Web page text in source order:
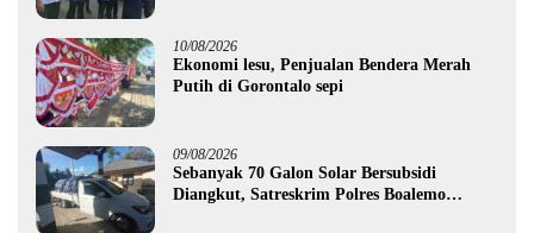
10/08/2026
Ekonomi lesu, Penjualan Bendera Merah
Putih di Gorontalo sepi
09/08/2026
Sebanyak 70 Galon Solar Bersubsidi
Diangkut, Satreskrim Polres Boalemo